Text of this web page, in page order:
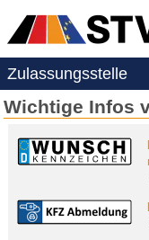
Zulassungsstelle
Wichtige Infos